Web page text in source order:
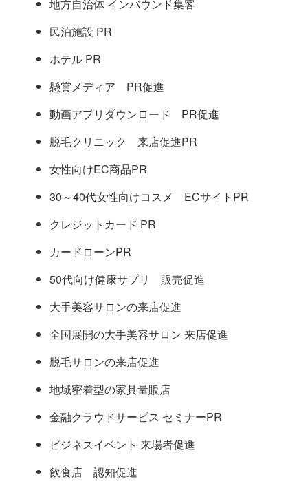
地方自治体 インバウンド集客
民泊施設 PR
ホテル PR
懸賞メディア PR促進
動画アプリダウンロード PR促進
脱毛クリニック 来店促進PR
女性向けEC商品PR
30～40代女性向けコスメ ECサイトPR
クレジットカード PR
カードローンPR
50代向け健康サプリ 販売促進
大手美容サロンの来店促進
全国展開の大手美容サロン 来店促進
脱毛サロンの来店促進
地域密着型の家具量販店
金融クラウドサービス セミナーPR
ビジネスイベント 来場者促進
飲食店 認知促進